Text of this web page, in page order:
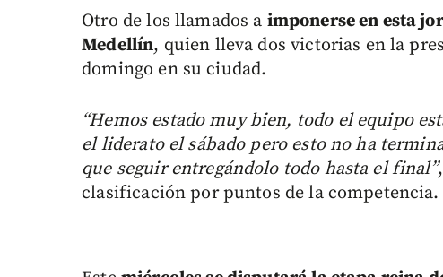
Otro de los llamados a imponerse en esta
Medellín, quien lleva dos victorias en la
domingo en su ciudad.
“Hemos estado muy bien, todo el equipo
el liderato el sábado pero esto no ha
que seguir entregándolo todo hasta el final”
clasificación por puntos de la competencia.